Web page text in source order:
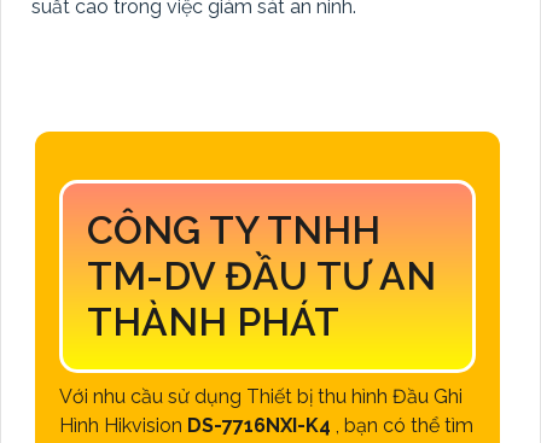
suất cao trong việc giám sát an ninh.
CÔNG TY TNHH
TM-DV ĐẦU TƯ AN
THÀNH PHÁT
Với nhu cầu sử dụng Thiết bị thu hình Đầu Ghi
Hình Hikvision DS-7716NXI-K4
, bạn có thể tìm